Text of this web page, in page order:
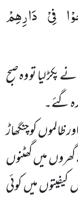
فِیْ دَارِهِمْ
پکڑ لیا تو وہ صبح
گئے۔
ظالموں کو چنگھاڑ
میں گھٹنوں
میں کوئی